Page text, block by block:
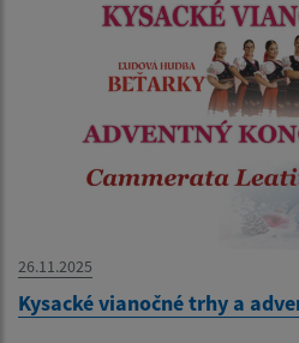
26.11.2025
Kysacké vianočné trhy a